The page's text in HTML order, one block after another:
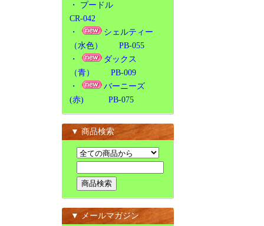
・ プードル
CR-042
・
シェルティー
（水色） PB-055
・
ダックス
（青） PB-009
・
バーニーズ
(赤) PB-075
▼ 商品検索
▼ メールマガジン